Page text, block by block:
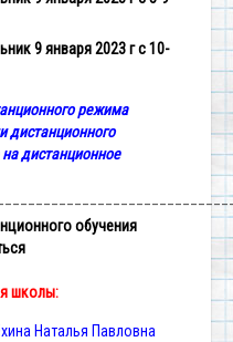
9 января 2023 г с 10-
режима
дистанционного
дистанционное
обучения
школы:
Наталья Павловна